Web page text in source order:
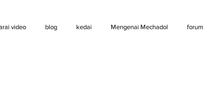
video blog kedai Mengenai Mechadol